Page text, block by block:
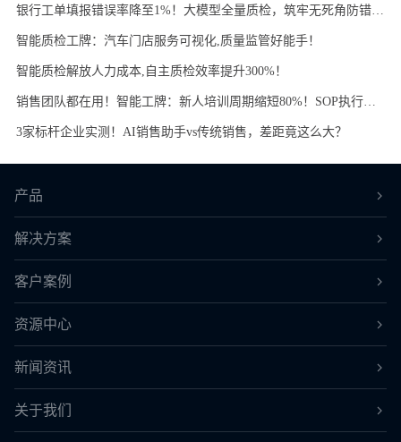
智能质检工牌：汽车门店服务可视化,质量监管好能手！
智能质检解放人力成本,自主质检效率提升300%！
3家标杆企业实测！AI销售助手vs传统销售，差距竟这么大？
产品
解决方案
客户案例
资源中心
新闻资讯
关于我们